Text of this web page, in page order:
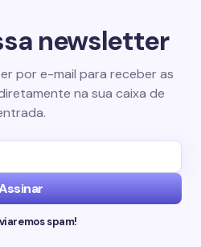
newsletter
por e-mail para receber as
na sua caixa de
spam!